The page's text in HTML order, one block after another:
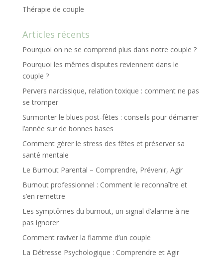
Thérapie de couple
Articles récents
Pourquoi on ne se comprend plus dans notre couple ?
Pourquoi les mêmes disputes reviennent dans le
couple ?
Pervers narcissique, relation toxique : comment ne pas
se tromper
Surmonter le blues post-fêtes : conseils pour démarrer
l’année sur de bonnes bases
Comment gérer le stress des fêtes et préserver sa
santé mentale
Le Burnout Parental – Comprendre, Prévenir, Agir
Burnout professionnel : Comment le reconnaître et
s’en remettre
Les symptômes du burnout, un signal d’alarme à ne
pas ignorer
Comment raviver la flamme d’un couple
La Détresse Psychologique : Comprendre et Agir